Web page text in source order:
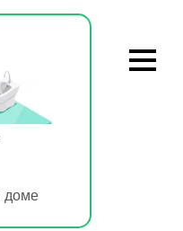
доме